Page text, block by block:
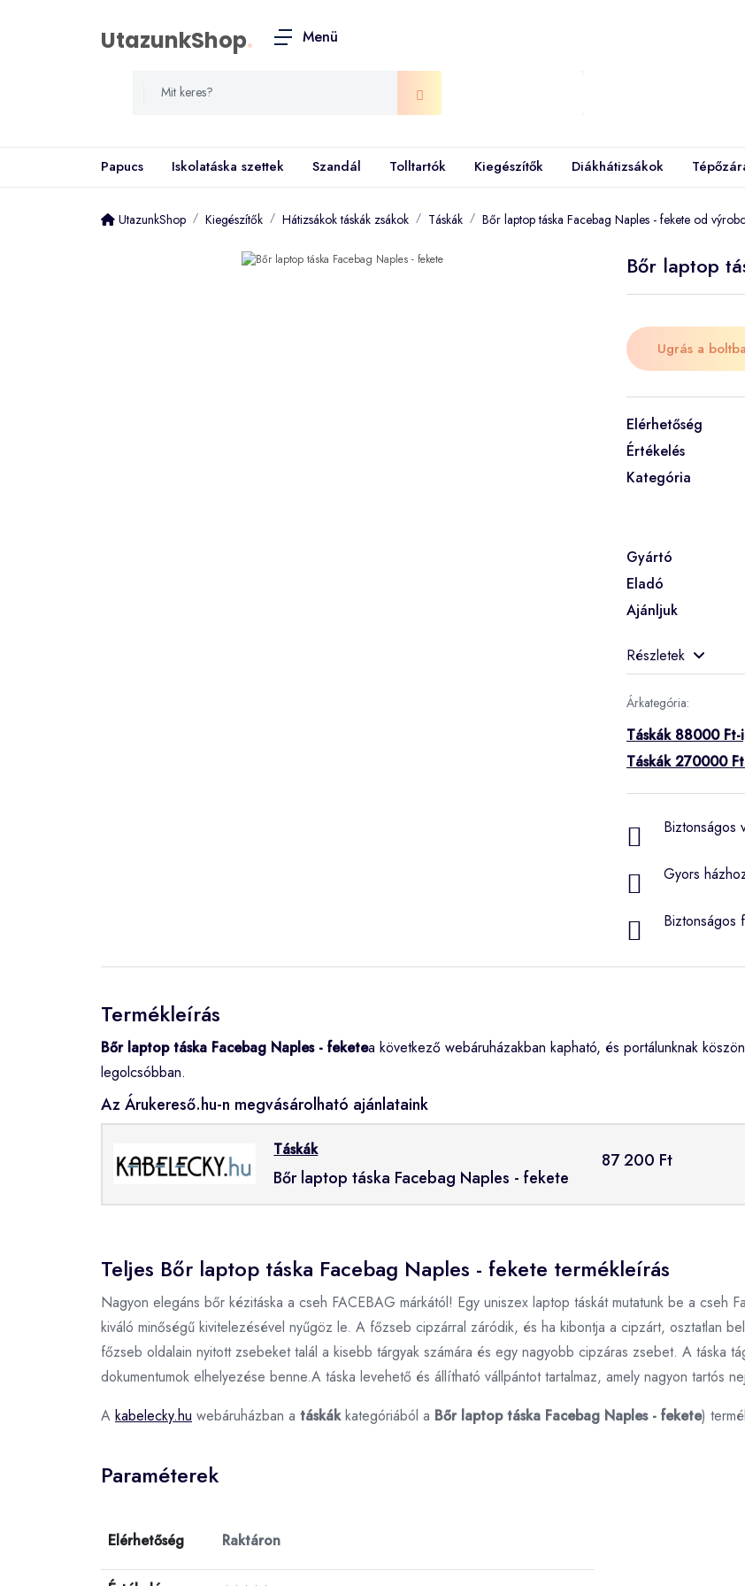
UtazunkShop. Menü
Papucs Iskolatáska szettek Szandál Tolltartók Kiegészítők Diákhátizsákok
UtazunkShop Kiegészítők Hátizsákok táskák zsákok Táskák Bőr laptop táska Facebag Naples - fekete od
Bőr laptop
Ugrás a boltba
Elérhetőség
Értékelés
Kategória
Gyártó
Eladó
Ajánljuk
Részletek
Árkategória:
Táskák 88000
Táskák 270000
Biztonságos
Gyors
Biztonságos
Termékleírás
Bőr laptop táska Facebag Naples - feketea következő webáruházakban kapható, és portálunknak
legolcsóbban.
Az Árukereső.hu-n megvásárolható ajánlataink
Táskák
Bőr laptop táska Facebag Naples - fekete
87 200 Ft
Teljes Bőr laptop táska Facebag Naples - fekete termékleírás
Nagyon elegáns bőr kézitáska a cseh FACEBAG márkától! Egy uniszex laptop táskát mutatunk be a cseh
kiváló minőségű kivitelezésével nyűgöz le. A főzseb cipzárral záródik, és ha kibontja a cipzárt, osztatlan
főzseb oldalain nyitott zsebeket talál a kisebb tárgyak számára és egy nagyobb cipzáras zsebet. A táska
dokumentumok elhelyezése benne.A táska levehető és állítható vállpántot tartalmaz, amely nagyon tartós
A kabelecky.hu webáruházban a táskákkategóriából a Bőr laptop táska Facebag Naples - fekete)
Paraméterek
Elérhetőség Raktáron